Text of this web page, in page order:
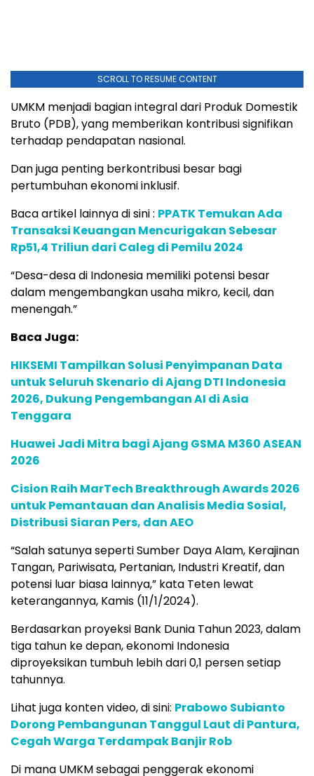
SCROLL TO RESUME CONTENT
UMKM menjadi bagian integral dari Produk Domestik
Bruto (PDB), yang memberikan kontribusi signifikan
terhadap pendapatan nasional.
Dan juga penting berkontribusi besar bagi
pertumbuhan ekonomi inklusif.
Baca artikel lainnya di sini : PPATK Temukan Ada
Transaksi Keuangan Mencurigakan Sebesar
Rp51,4 Triliun dari Caleg di Pemilu 2024
“Desa-desa di Indonesia memiliki potensi besar
dalam mengembangkan usaha mikro, kecil, dan
menengah.”
Baca Juga:
HIKSEMI Tampilkan Solusi Penyimpanan Data
untuk Seluruh Skenario di Ajang DTI Indonesia
2026, Dukung Pengembangan AI di Asia
Tenggara
Huawei Jadi Mitra bagi Ajang GSMA M360 ASEAN
2026
Cision Raih MarTech Breakthrough Awards 2026
untuk Pemantauan dan Analisis Media Sosial,
Distribusi Siaran Pers, dan AEO
“Salah satunya seperti Sumber Daya Alam, Kerajinan
Tangan, Pariwisata, Pertanian, Industri Kreatif, dan
potensi luar biasa lainnya,” kata Teten lewat
keterangannya, Kamis (11/1/2024).
Berdasarkan proyeksi Bank Dunia Tahun 2023, dalam
tiga tahun ke depan, ekonomi Indonesia
diproyeksikan tumbuh lebih dari 0,1 persen setiap
tahunnya.
Lihat juga konten video, di sini: Prabowo Subianto
Dorong Pembangunan Tanggul Laut di Pantura,
Cegah Warga Terdampak Banjir Rob
Di mana UMKM sebagai penggerak ekonomi